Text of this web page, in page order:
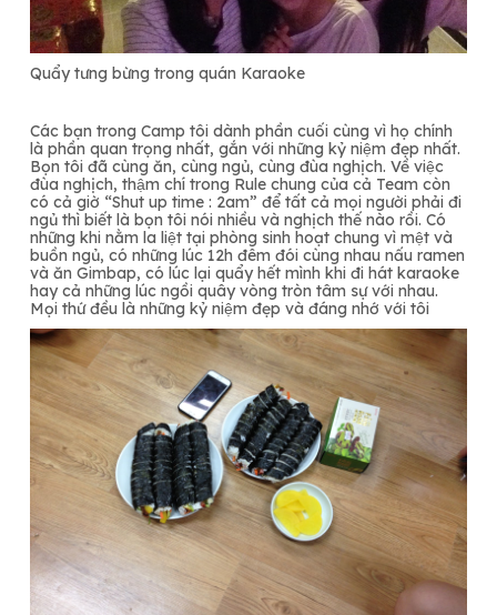
Quẩy tưng bừng trong quán Karaoke
Các bạn trong Camp tôi dành phần cuối cùng vì họ chính
là phần quan trọng nhất, gắn với những kỷ niệm đẹp nhất.
Bọn tôi đã cùng ăn, cùng ngủ, cùng đùa nghịch. Về việc
đùa nghịch, thậm chí trong Rule chung của cả Team còn
có cả giờ “Shut up time : 2am” để tất cả mọi người phải đi
ngủ thì biết là bọn tôi nói nhiều và nghịch thế nào rồi. Có
những khi nằm la liệt tại phòng sinh hoạt chung vì mệt và
buồn ngủ, có những lúc 12h đêm đói cùng nhau nấu ramen
và ăn Gimbap, có lúc lại quẩy hết mình khi đi hát karaoke
hay cả những lúc ngồi quây vòng tròn tâm sự với nhau.
Mọi thứ đều là những kỷ niệm đẹp và đáng nhớ với tôi